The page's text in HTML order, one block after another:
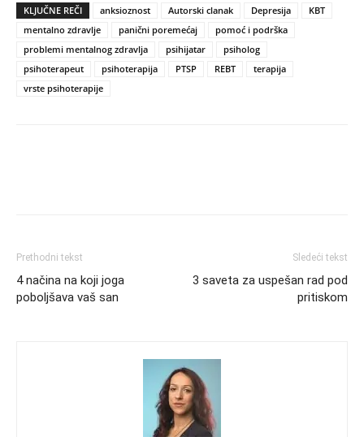
KLJUČNE REČI anksioznost Autorski clanak Depresija
KBT
mentalno zdravlje
panični poremećaj
pomoć i podrška
problemi mentalnog zdravlja
psihijatar
psiholog
psihoterapeut
psihoterapija PTSP REBT
terapija
vrste psihoterapije
Prethodni tekst
4 načina na koji joga
poboljšava vaš san
Sledeći tekst
3 saveta za uspešan rad pod
pritiskom